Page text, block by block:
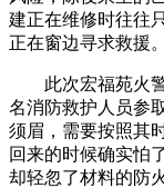
建正在维修时往往
正在窗边寻求救援
此次宏福苑火警
名消防救护人员参
须眉，需要按照其
回来的时候确实怕
却轻忽了材料的防